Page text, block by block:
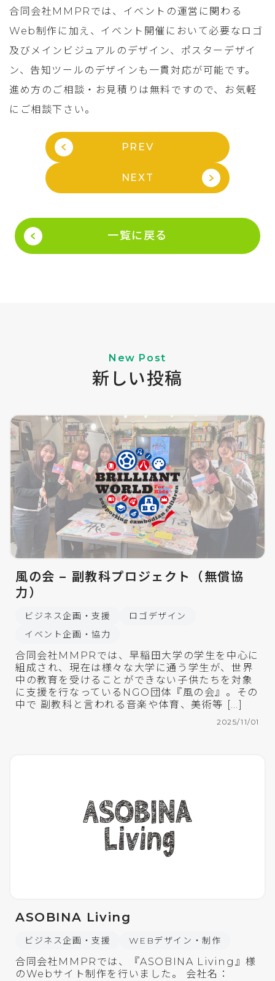
合同会社MMPRでは、イベントの運営に関わる
Web制作に加え、イベント開催において必要なロゴ
及びメインビジュアルのデザイン、ポスターデザイ
ン、告知ツールのデザインも一貫対応が可能です。
進め方のご相談・お見積りは無料ですので、お気軽
にご相談下さい。
PREV
NEXT
一覧に戻る
New Post
新しい投稿
風の会 – 副教科プロジェクト（無償協
力）
ビジネス企画・支援
ロゴデザイン
イベント企画・協力
合同会社MMPRでは、早稲田大学の学生を中心に
組成され、現在は様々な大学に通う学生が、世界
中の教育を受けることができない子供たちを対象
に支援を行なっているNGO団体『風の会』。その
中で 副教科と言われる音楽や体育、美術等 […]
2025/11/01
ASOBINA Living
ビジネス企画・支援 WEBデザイン・制作
合同会社MMPRでは、『ASOBINA Living』様
のWebサイト制作を行いました。 会社名：